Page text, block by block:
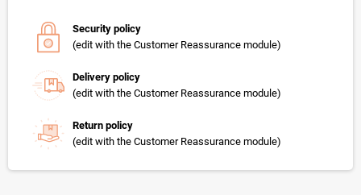
Security policy
(edit with the Customer Reassurance module)
Delivery policy
(edit with the Customer Reassurance module)
Return policy
(edit with the Customer Reassurance module)